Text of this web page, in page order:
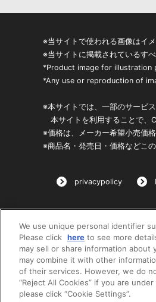
※当サイトで使われる画像はイ
※当サイトに掲載されているす
*Product image for illustration
*Any use or reproduction of
※本サイトでは、一部のサービ
本サイトを利用することで、
※価格は、メーカー希望小売価格
※商品名・発売日・価格などこ
privacypolicy
We use unique personal identifier
Please click here to see more
may sell or share information
may combine it with other
of their services. However, we do
“Reject All Cookies” if you are
please click “Cookie Settings”.